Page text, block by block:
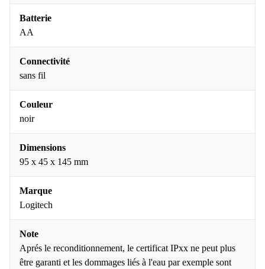
Batterie
AA
Connectivité
sans fil
Couleur
noir
Dimensions
95 x 45 x 145 mm
Marque
Logitech
Note
Aprés le reconditionnement, le certificat IPxx ne peut plus
être garanti et les dommages liés à l'eau par exemple sont